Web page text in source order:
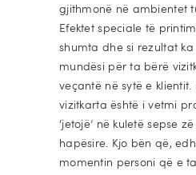
gjithmonë në ambientet
Efektet speciale të
shumta dhe si rezultat
mundësi për ta bërë
veçantë në sytë e
vizitkarta është i vetmi
‘jetojë’ në kuletë sepse
hapësire. Kjo bën që,
momentin personi që e